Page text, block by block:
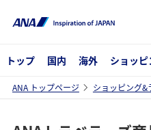
トップ 国内 海外 ショッ
ANA トップページ ショッピング&